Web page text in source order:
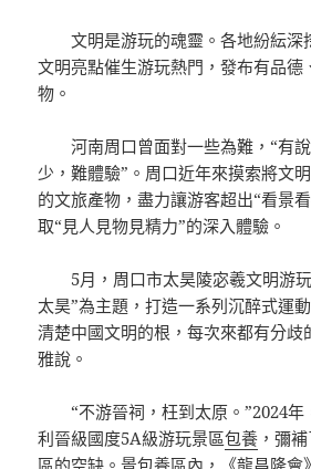
文明是游玩的魂靈。各地紛紜深
文明亮點催生游玩熱門，發布有品德
物。
河南周口曾面對一些為難，“有
少，難體驗”。周口近年來摸索將文
的文旅產物，盡力讓游客超出“看景
取“見人見物見精力”的深入體驗。
5月，周口市太昊陵宓羲文明游
太昊”為主題，打造一系列沉醉式運
清楚中國文明的根，每次來都有分歧
雅說。
“不游晉祠，枉到太原。”2024
利晉級國度5A級游玩景區包養 ，彌